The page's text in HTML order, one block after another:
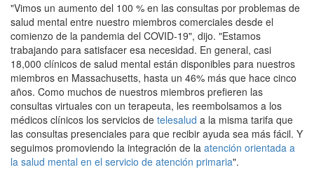
"Vimos un aumento del 100 % en las consultas por problemas de
salud mental entre nuestro miembros comerciales desde el
comienzo de la pandemia del COVID-19", dijo. "Estamos
trabajando para satisfacer esa necesidad. En general, casi
18,000 clínicos de salud mental están disponibles para nuestros
miembros en Massachusetts, hasta un 46% más que hace cinco
años. Como muchos de nuestros miembros prefieren las
consultas virtuales con un terapeuta, les reembolsamos a los
médicos clínicos los servicios de telesalud a la misma tarifa que
las consultas presenciales para que recibir ayuda sea más fácil. Y
seguimos promoviendo la integración de la atención orientada a
la salud mental en el servicio de atención primaria".